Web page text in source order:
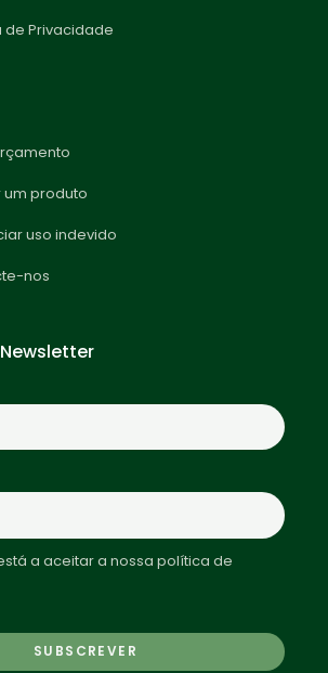
de Privacidade
um produto
uso indevido
nos
a aceitar a nossa política de